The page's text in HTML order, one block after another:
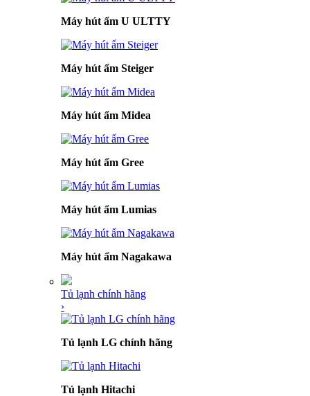
Máy hút ẩm U ULTTY
Máy hút ẩm Steiger
Máy hút ẩm Midea
Máy hút ẩm Gree
Máy hút ẩm Lumias
Máy hút ẩm Nagakawa
Tủ lạnh chính hãng
›
Tủ lạnh LG chính hãng
Tủ lạnh Hitachi